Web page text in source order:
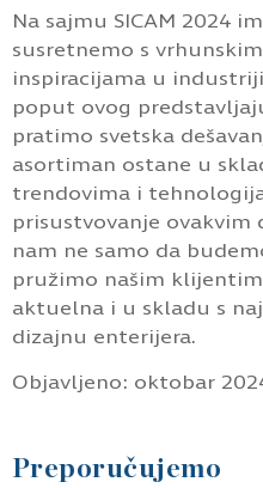
Sicam 2024.
Poseban akcenat
domove, koji donose
automatizaciju
Na sajmu SICAM 2024
poput ovog